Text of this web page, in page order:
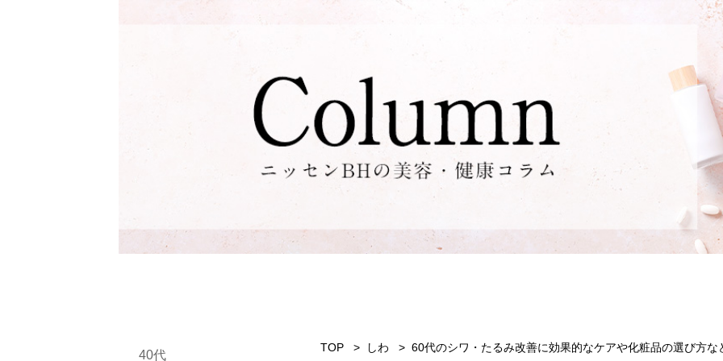
40代
TOP しわ 60代のシワ・たるみ改善に効果的なケアや化粧品の選び方な